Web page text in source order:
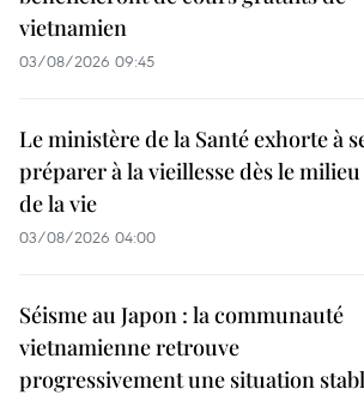
vietnamien
03/08/2026 09:45
Le ministère de la Santé exhorte à
préparer à la vieillesse dès le milieu
de la vie
03/08/2026 04:00
Séisme au Japon : la communauté
vietnamienne retrouve
progressivement une situation